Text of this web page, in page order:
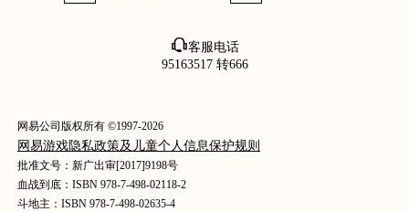
򰀃客服电话
95163517 转666
网易公司版权所有 ©1997-2026
网易游戏隐私政策及儿童个人信息保护规则
批准文号：新广出审[2017]9198号
血战到底：ISBN 978-7-498-02118-2
斗地主：ISBN 978-7-498-02635-4